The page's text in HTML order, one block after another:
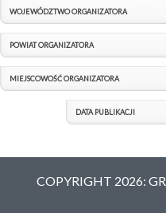
WOJEWÓDZTWO ORGANIZATORA
POWIAT ORGANIZATORA
MIEJSCOWOŚĆ ORGANIZATORA
DATA PUBLIKACJI
COPYRIGHT 2026: